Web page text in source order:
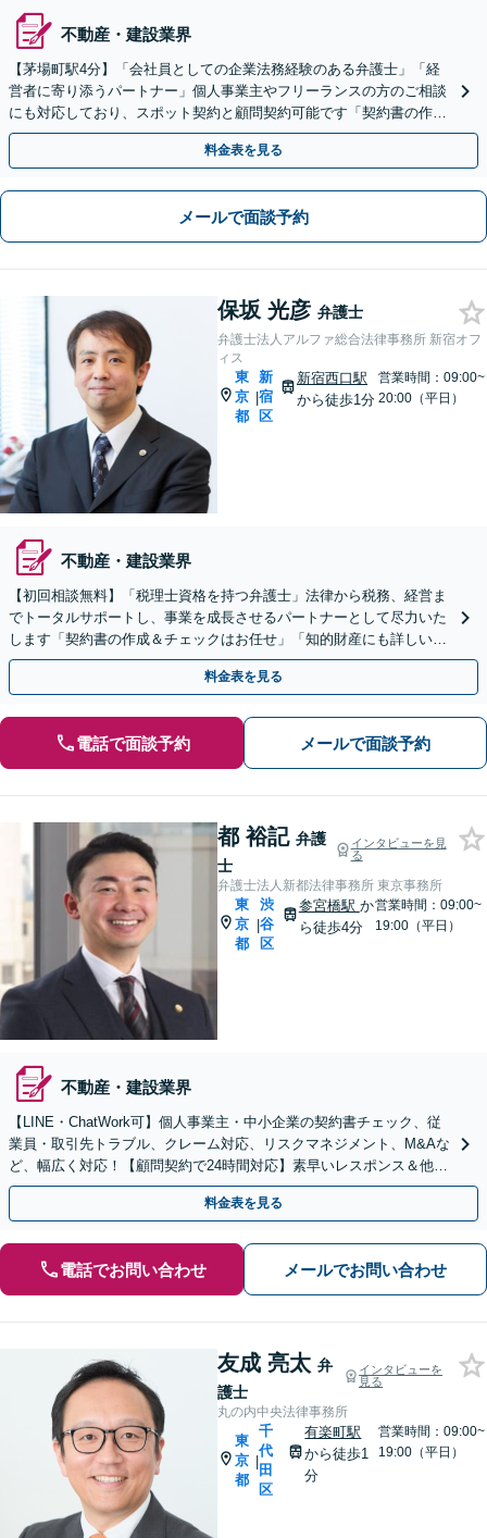
不動産・建設業界
【茅場町駅4分】「会社員としての企業法務経験のある弁護士」「経
営者に寄り添うパートナー」個人事業主やフリーランスの方のご相談
にも対応しており、スポット契約と顧問契約可能です「契約書の作
成・レビュー、労務管理、訴訟対応など」
料金表を見る
メールで面談予約
保坂 光彦 弁護士
弁護士法人アルファ総合法律事務所 新宿オフ
ィス
東
京
都
|
新
宿
区
新宿西口駅
から徒歩1分
営業時間：09:00~
20:00（平日）
不動産・建設業界
【初回相談無料】「税理士資格を持つ弁護士」法律から税務、経営ま
でトータルサポートし、事業を成長させるパートナーとして尽力いた
します「契約書の作成＆チェックはお任せ」「知的財産にも詳しい」
【顧問契約は4つのプラン】【完全個室】【新宿西口1分】
料金表を見る
電話で面談予約 メールで面談予約
都 裕記 弁護
士
インタビューを見
る
弁護士法人新都法律事務所 東京事務所
東
京
都
|
渋
谷
区
参宮橋駅 か
ら徒歩4分
営業時間：09:00~
19:00（平日）
不動産・建設業界
【LINE・ChatWork可】個人事業主・中小企業の契約書チェック、従
業員・取引先トラブル、クレーム対応、リスクマネジメント、M&Aな
ど、幅広く対応！【顧問契約で24時間対応】素早いレスポンス＆他士
業連携可【英語・韓国語対応】
料金表を見る
電話でお問い合わせ メールでお問い合わせ
友成 亮太 弁
護士
インタビューを
見る
丸の内中央法律事務所
東
京
都
|
千
代
田
区
有楽町駅
から徒歩1
分
営業時間：09:00~
19:00（平日）